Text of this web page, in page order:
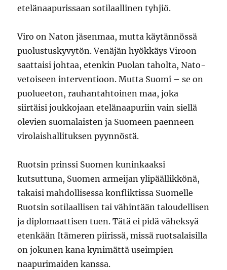
etelänaapurissaan sotilaallinen tyhjiö.
Viro on Naton jäsenmaa, mutta käytännössä
puolustuskyvytön. Venäjän hyökkäys Viroon
saattaisi johtaa, etenkin Puolan taholta, Nato-
vetoiseen interventioon. Mutta Suomi – se on
puolueeton, rauhantahtoinen maa, joka
siirtäisi joukkojaan etelänaapuriin vain siellä
olevien suomalaisten ja Suomeen paenneen
virolaishallituksen pyynnöstä.
Ruotsin prinssi Suomen kuninkaaksi
kutsuttuna, Suomen armeijan ylipäällikkönä,
takaisi mahdollisessa konfliktissa Suomelle
Ruotsin sotilaallisen tai vähintään taloudellisen
ja diplomaattisen tuen. Tätä ei pidä väheksyä
etenkään Itämeren piirissä, missä ruotsalaisilla
on jokunen kana kynimättä useimpien
naapurimaiden kanssa.